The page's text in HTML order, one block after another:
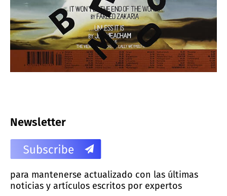
Newsletter
para mantenerse actualizado con las últimas
noticias y artículos escritos por expertos